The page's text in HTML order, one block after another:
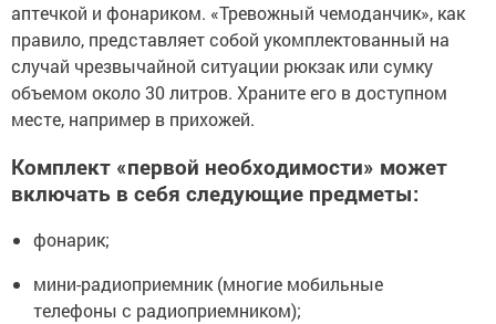
аптечкой и фонариком. «Тревожный чемоданчик», как
правило, представляет собой укомплектованный на
случай чрезвычайной ситуации рюкзак или сумку
объемом около 30 литров. Храните его в доступном
месте, например в прихожей.
Комплект «первой необходимости» может
включать в себя следующие предметы:
фонарик;
мини-радиоприемник (многие мобильные
телефоны с радиоприемником);